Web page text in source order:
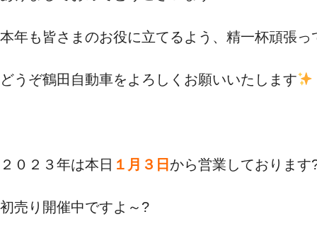
本年も皆さまのお役に立てるよう、精一杯頑張っ
どうぞ鶴田自動車をよろしくお願いいたします
２０２３年は本日 １月３日 から営業しております
初売り開催中ですよ～?